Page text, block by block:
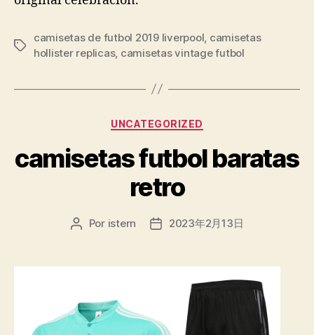
Etiquetas
camisetas de futbol 2019 liverpool camisetas
hollister replicas, camisetas vintage futbol
Categorías
UNCATEGORIZED
camisetas futbol baratas
retro
Autor
entrada
Por istern
Fecha
entrada
2023年2月13日